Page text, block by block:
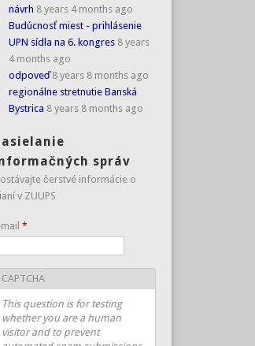
návrh 8 years 4 months ago
Budúcnosť miest - prihlásenie
UPN sídla na 6. kongres 8 years
4 months ago
odpoveď 8 years 8 months ago
regionálne stretnutie Banská
Bystrica 8 years 8 months ago
správ
čerstvé informácie o
v ZUUPS
mail *
CAPTCHA
This question is for testing
whether you are a human
visitor and to prevent